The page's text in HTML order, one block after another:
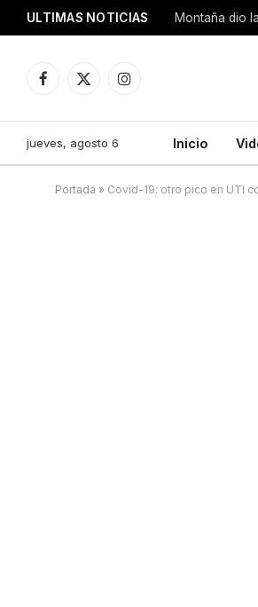
ULTIMAS NOTICIAS Montaña dio
Facebook
X
Instagram
jueves, agosto 6 Inicio
Portada » Covid-19: otro pico en UTI